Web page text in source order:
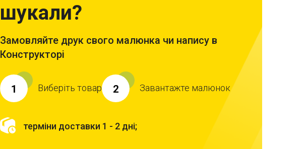
шукали?
Замовляйте друк свого малюнка чи напису в
Конструкторі
1 Виберіть товар 2 Завантажте малюнок
терміни доставки 1 - 2 дні;